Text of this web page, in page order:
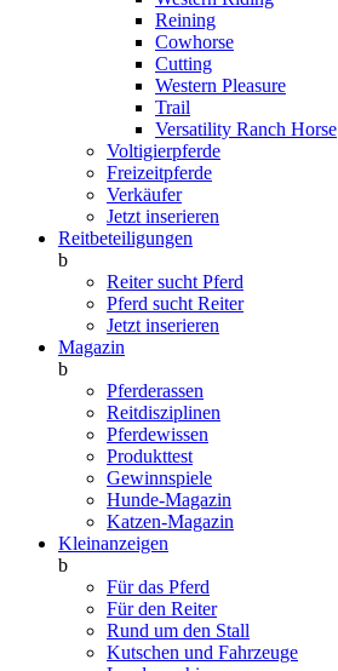
Reining
Cowhorse
Cutting
Western Pleasure
Trail
Versatility Ranch Horse
Voltigierpferde
Freizeitpferde
Verkäufer
Jetzt inserieren
Reitbeteiligungen
b
Reiter sucht Pferd
Pferd sucht Reiter
Jetzt inserieren
Magazin
b
Pferderassen
Reitdisziplinen
Pferdewissen
Produkttest
Gewinnspiele
Hunde-Magazin
Katzen-Magazin
Kleinanzeigen
b
Für das Pferd
Für den Reiter
Rund um den Stall
Kutschen und Fahrzeuge